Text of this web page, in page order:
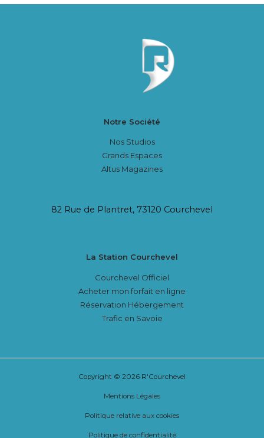
Notre Société
Nos Studios
Grands Espaces
Altus Magazines
82 Rue de Plantret, 73120 Courchevel
La Station Courchevel
Courchevel Officiel
Acheter mon forfait en ligne
Réservation Hébergement
Trafic en Savoie
Copyright © 2026 R'Courchevel
Mentions Légales
Politique relative aux cookies
Politique de confidentialité